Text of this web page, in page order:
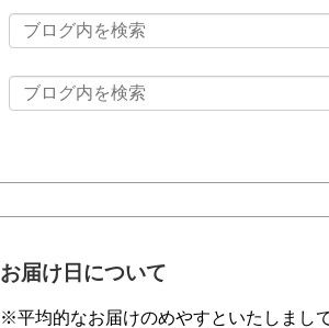
お届け日について
※平均的なお届けのめやすといたしまし